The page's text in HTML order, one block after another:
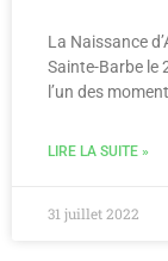
La Naissance
Sainte-Barbe le
l’un des
LIRE LA SUITE »
31 juillet 2022